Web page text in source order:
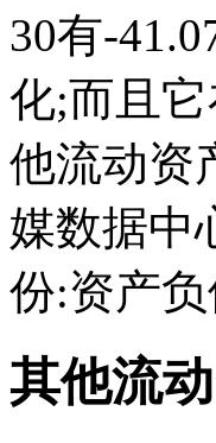
30有-
化;而且
他流动资
媒数据中
份:资产
其他流